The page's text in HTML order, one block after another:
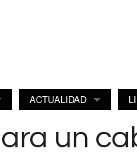
ACTUALIDAD
un